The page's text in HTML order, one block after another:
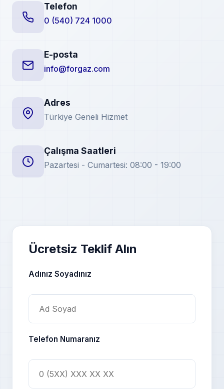
Telefon
0 (540) 724 1000
E-posta
info@forgaz.com
Adres
Türkiye Geneli Hizmet
Çalışma Saatleri
Pazartesi - Cumartesi: 08:00 - 19:00
Ücretsiz Teklif Alın
Adınız Soyadınız
Telefon Numaranız